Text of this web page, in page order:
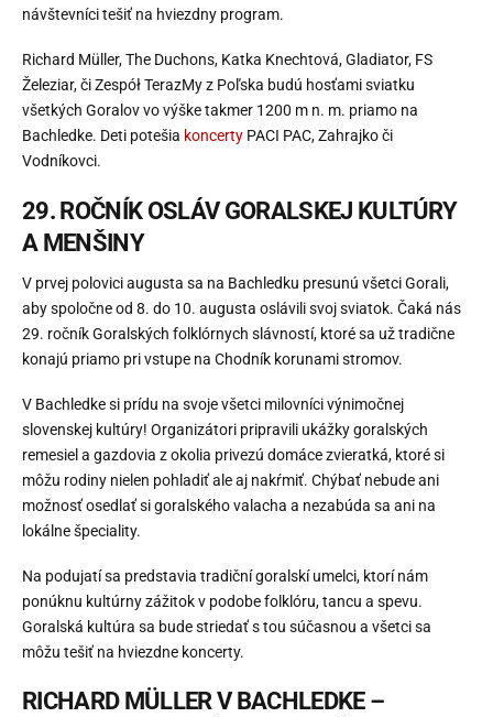
návštevníci tešiť na hviezdny program.
Richard Müller, The Duchons, Katka Knechtová, Gladiator, FS
Železiar, či Zespół TerazMy z Poľska budú hosťami sviatku
všetkých Goralov vo výške takmer 1200 m n. m. priamo na
Bachledke. Deti potešia koncerty PACI PAC, Zahrajko či
Vodníkovci.
29. ROČNÍK OSLÁV GORALSKEJ KULTÚRY
A MENŠINY
V prvej polovici augusta sa na Bachledku presunú všetci Gorali,
aby spoločne od 8. do 10. augusta oslávili svoj sviatok. Čaká nás
29. ročník Goralských folklórnych slávností, ktoré sa už tradične
konajú priamo pri vstupe na Chodník korunami stromov.
V Bachledke si prídu na svoje všetci milovníci výnimočnej
slovenskej kultúry! Organizátori pripravili ukážky goralských
remesiel a gazdovia z okolia privezú domáce zvieratká, ktoré si
môžu rodiny nielen pohladiť ale aj nakŕmiť. Chýbať nebude ani
možnosť osedlať si goralského valacha a nezabúda sa ani na
lokálne špeciality.
Na podujatí sa predstavia tradiční goralskí umelci, ktorí nám
ponúknu kultúrny zážitok v podobe folklóru, tancu a spevu.
Goralská kultúra sa bude striedať s tou súčasnou a všetci sa
môžu tešiť na hviezdne koncerty.
RICHARD MÜLLER V BACHLEDKE –